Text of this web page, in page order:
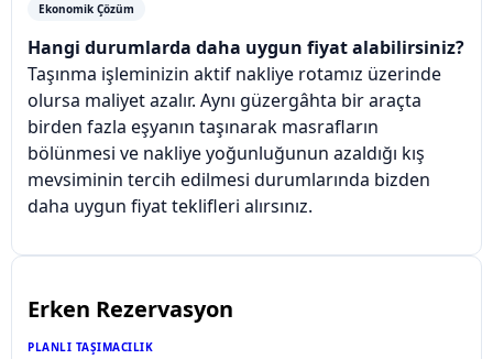
Ekonomik Çözüm
Hangi durumlarda daha uygun fiyat alabilirsiniz?
Taşınma işleminizin aktif nakliye rotamız üzerinde
olursa maliyet azalır. Aynı güzergâhta bir araçta
birden fazla eşyanın taşınarak masrafların
bölünmesi ve nakliye yoğunluğunun azaldığı kış
mevsiminin tercih edilmesi durumlarında bizden
daha uygun fiyat teklifleri alırsınız.
Erken Rezervasyon
PLANLI TAŞIMACILIK